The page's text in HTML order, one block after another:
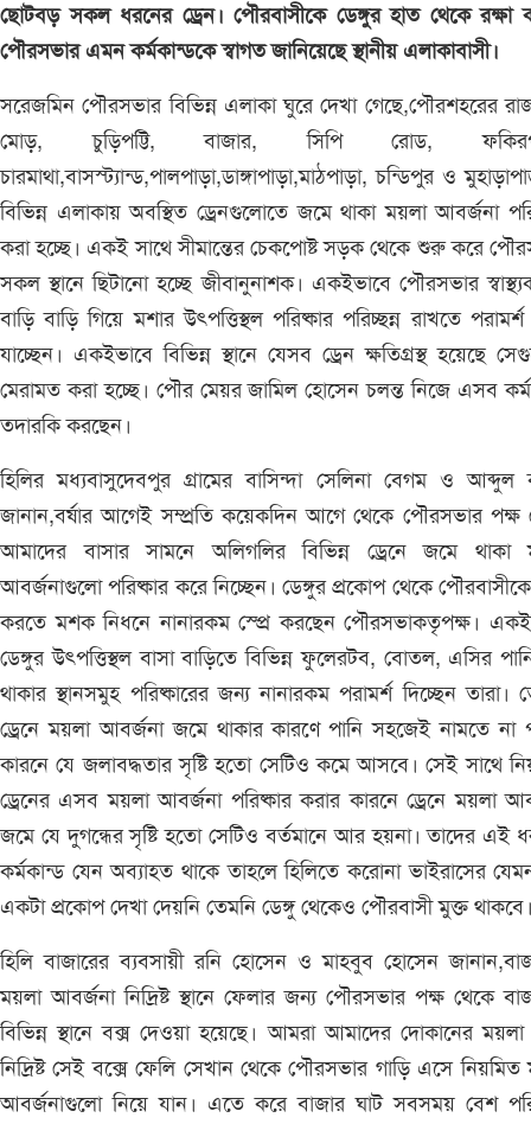
ছোটবড় সকল ধরনের ড্রেন। পৌরবাসীকে ডেঙ্গুর হাত থেকে রক্ষা
পৌরসভার এমন কর্মকান্ডকে স্বাগত জানিয়েছে স্থানীয় এলাকাবাসী।
সরেজমিন পৌরসভার বিভিন্ন এলাকা ঘুরে দেখা গেছে,পৌরশহরের
মোড়, চুড়িপট্টি, বাজার, সিপি রোড,
চারমাথা,বাসস্ট্যান্ড,পালপাড়া,ডাঙ্গাপাড়া,মাঠপাড়া, চন্ডিপুর ও
বিভিন্ন এলাকায় অবস্থিত ড্রেনগুলোতে জমে থাকা ময়লা আবর্জনা
করা হচ্ছে। একই সাথে সীমান্তের চেকপোষ্ট সড়ক থেকে শুরু করে
সকল স্থানে ছিটানো হচ্ছে জীবানুনাশক। একইভাবে পৌরসভার
বাড়ি বাড়ি গিয়ে মশার উৎপত্তিস্থল পরিষ্কার পরিচ্ছন্ন রাখতে পরামর্শ
যাচ্ছেন। একইভাবে বিভিন্ন স্থানে যেসব ড্রেন ক্ষতিগ্রস্থ হয়েছে
মেরামত করা হচ্ছে। পৌর মেয়র জামিল হোসেন চলন্ত নিজে এসব
তদারকি করছেন।
হিলির মধ্যবাসুদেবপুর গ্রামের বাসিন্দা সেলিনা বেগম ও আব্দুল
জানান,বর্ষার আগেই সম্প্রতি কয়েকদিন আগে থেকে পৌরসভার পক্ষ
আমাদের বাসার সামনে অলিগলির বিভিন্ন ড্রেনে জমে থাকা
আবর্জনাগুলো পরিষ্কার করে নিচ্ছেন। ডেঙ্গুর প্রকোপ থেকে পৌরবাসীকে
করতে মশক নিধনে নানারকম স্প্রে করছেন পৌরসভাকতৃপক্ষ।
ডেঙ্গুর উৎপত্তিস্থল বাসা বাড়িতে বিভিন্ন ফুলেরটব, বোতল, এসির
থাকার স্থানসমুহ পরিষ্কারের জন্য নানারকম পরামর্শ দিচ্ছেন তারা।
ড্রেনে ময়লা আবর্জনা জমে থাকার কারণে পানি সহজেই নামতে না
কারনে যে জলাবদ্ধতার সৃষ্টি হতো সেটিও কমে আসবে। সেই সাথে
ড্রেনের এসব ময়লা আবর্জনা পরিষ্কার করার কারনে ড্রেনে ময়লা
জমে যে দুগন্ধের সৃষ্টি হতো সেটিও বর্তমানে আর হয়না। তাদের এই
কর্মকান্ড যেন অব্যাহত থাকে তাহলে হিলিতে করোনা ভাইরাসের
একটা প্রকোপ দেখা দেয়নি তেমনি ডেঙ্গু থেকেও পৌরবাসী মুক্ত
হিলি বাজারের ব্যবসায়ী রনি হোসেন ও মাহবুব হোসেন
ময়লা আবর্জনা নিদ্রিষ্ট স্থানে ফেলার জন্য পৌরসভার পক্ষ থেকে
বিভিন্ন স্থানে বক্স দেওয়া হয়েছে। আমরা আমাদের দোকানের
নিদ্রিষ্ট সেই বক্সে ফেলি সেখান থেকে পৌরসভার গাড়ি এসে নিয়মিত
আবর্জনাগুলো নিয়ে যান। এতে করে বাজার ঘাট সবসময় বেশ